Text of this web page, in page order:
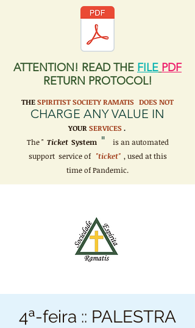
ATTENTION! READ THE FILE PDF
RETURN PROTOCOL!
THESPIRITIST SOCIETY RAMATIS DOES NOT
CHARGE ANY VALUE IN
YOUR SERVICES.
The " Ticket System"
is an automated
support service of "ticket" , used at this
time of Pandemic.
4ª-feira :: PALESTRA